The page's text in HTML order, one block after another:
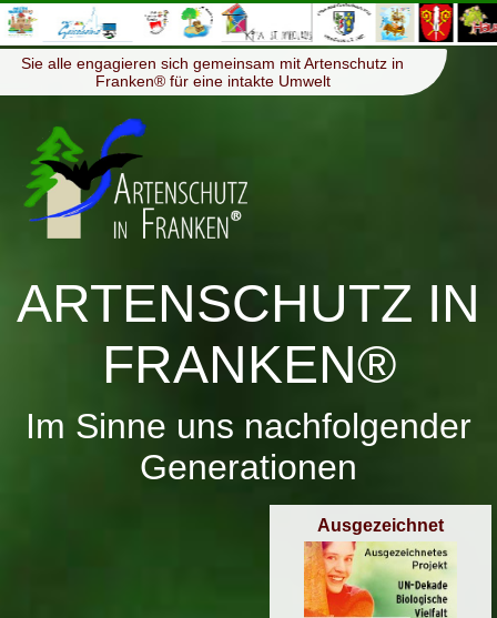
Menü ≡
Sie alle engagieren sich gemeinsam mit Artenschutz in
Franken® für eine intakte Umwelt
ARTENSCHUTZ IN
FRANKEN®
Im Sinne uns nachfolgender
Generationen
Ausgezeichnet